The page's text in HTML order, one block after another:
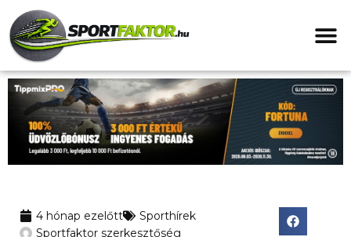
4 hónap ezelőtt
Sporthírek
Sportfaktor szerkesztőség